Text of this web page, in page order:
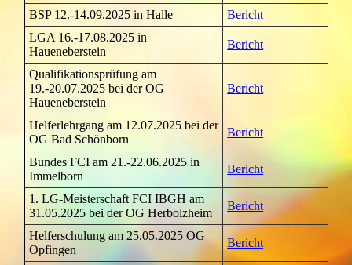
BSP 12.-14.09.2025 in Halle
Bericht
LGA 16.-17.08.2025 in
Haueneberstein
Bericht
Qualifikationsprüfung am
19.-20.07.2025 bei der OG
Haueneberstein
Bericht
Helferlehrgang am 12.07.2025 bei der
OG Bad Schönborn
Bericht
Bundes FCI am 21.-22.06.2025 in
Immelborn
Bericht
1. LG-Meisterschaft FCI IBGH am
31.05.2025 bei der OG Herbolzheim
Bericht
Helferschulung am 25.05.2025 OG
Opfingen
Bericht